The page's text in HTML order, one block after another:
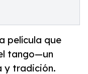
película que
tango—un
y tradición.